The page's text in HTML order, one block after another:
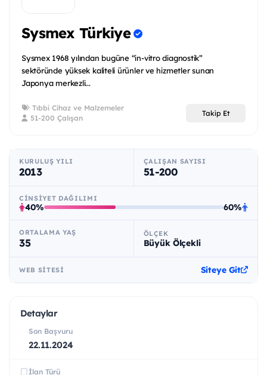
Sysmex Türkiye
Sysmex 1968 yılından bugüne “in-vitro diagnostik”
sektöründe yüksek kaliteli ürünler ve hizmetler sunan
Japonya merkezli...
Tıbbi Cihaz ve Malzemeler
51-200 Çalışan
Takip Et
KURULUŞ YILI
2013
ÇALIŞAN SAYISI
51-200
CINSIYET DAĞILIMI
40% 60%
ORTALAMA YAŞ
35
ÖLÇEK
Büyük Ölçekli
WEB SITESI Siteye Git
Detaylar
Son Başvuru
22.11.2024
İlan Türü